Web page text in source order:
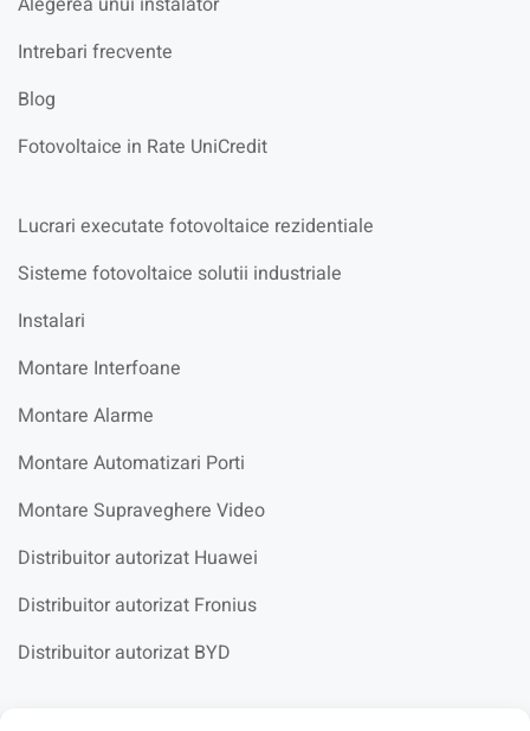
Intrebari frecvente
Blog
Fotovoltaice in Rate UniCredit
Lucrari executate fotovoltaice rezidentiale
Sisteme fotovoltaice solutii industriale
Instalari
Montare Interfoane
Montare Alarme
Montare Automatizari Porti
Montare Supraveghere Video
Distribuitor autorizat Huawei
Distribuitor autorizat Fronius
Distribuitor autorizat BYD